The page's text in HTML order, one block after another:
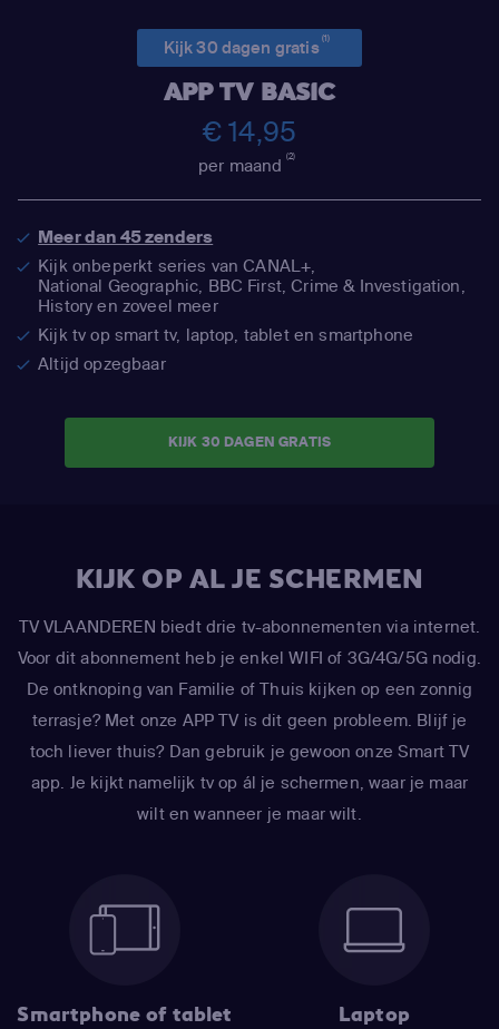
Kijk 30 dagen gratis(1)
APP TV BASIC
€ 14,95
per maand(2)
Meer dan 45 zenders
Kijk onbeperkt series van CANAL+,
National Geographic, BBC First, Crime & Investigation,
History en zoveel meer
Kijk tv op smart tv, laptop, tablet en smartphone
Altijd opzegbaar
KIJK 30 DAGEN GRATIS
KIJK OP AL JE SCHERMEN
TV VLAANDEREN biedt drie tv-abonnementen via internet.
Voor dit abonnement heb je enkel WIFI of 3G/4G/5G nodig.
De ontknoping van Familie of Thuis kijken op een zonnig
terrasje? Met onze APP TV is dit geen probleem. Blijf je
toch liever thuis? Dan gebruik je gewoon onze Smart TV
app. Je kijkt namelijk tv op ál je schermen, waar je maar
wilt en wanneer je maar wilt.
Smartphone of tablet Laptop